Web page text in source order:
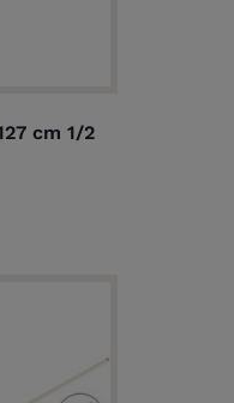
cm 1/2